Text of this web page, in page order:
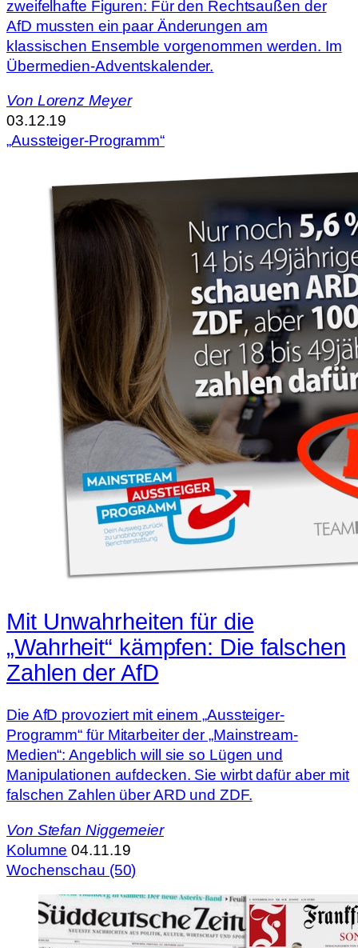
zweifelhafte Figuren: Für den Rechtsaußen der
AfD mussten ein paar Änderungen am
klassischen Ensemble vorgenommen werden. Im
Übermedien-Adventskalender.
Von Lorenz Meyer
03.12.19
„Aussteiger-Programm“
Mit Unwahrheiten für die
„Wahrheit“ kämpfen: Die falschen
Zahlen der AfD
Die AfD provoziert mit einem „Aussteiger-
Programm“ für Mitarbeiter der „Mainstream-
Medien“: Angeblich will sie so Lügen und
Manipulationen aufdecken. Sie wirbt dafür aber mit
falschen Zahlen über ARD und ZDF.
Von Stefan Niggemeier
Kolumne 04.11.19
Wochenschau (50)